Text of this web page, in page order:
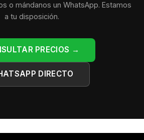
o mándanos un WhatsApp. Estamos
a tu disposición.
PRECIOS →
DIRECTO